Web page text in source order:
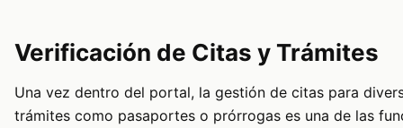
Verificación de Citas y Trámites
Una vez dentro del portal, la gestión de citas para
trámites como pasaportes o prórrogas es una de las